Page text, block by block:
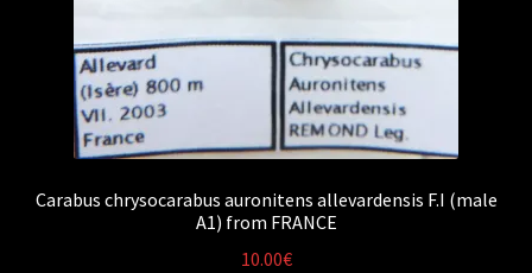
Carabus chrysocarabus auronitens allevardensis F.I (male
A1) from FRANCE
10.00€